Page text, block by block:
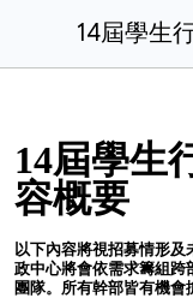
14屆學生
容概要
以下內容將視招募情形
政中心將會依需求籌組跨
團隊。所有幹部皆有機會